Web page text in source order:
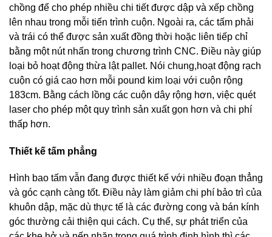
chồng để cho phép nhiều chi tiết được dập và xếp chồng
lên nhau trong mỗi tiến trình cuộn. Ngoài ra, các tấm phải
và trái có thể được sản xuất đồng thời hoặc liên tiếp chỉ
bằng một nút nhấn trong chương trình CNC. Điều này giúp
loại bỏ hoạt động thừa lật pallet. Nói chung,hoạt động rạch
cuộn có giá cao hơn mỗi pound kim loại với cuộn rộng
183cm. Bằng cách lồng các cuộn dây rộng hơn, việc quét
laser cho phép một quy trình sản xuất gọn hơn và chi phí
thấp hơn.
Thiết kế tấm phẳng
Hình bao tấm vẫn đang được thiết kế với nhiều đoạn thẳng
và góc cạnh càng tốt. Điều này làm giảm chi phí bảo trì của
khuôn dập, mặc dù thực tế là các đường cong và bán kính
góc thường cải thiện qui cách. Cụ thể, sự phát triển của